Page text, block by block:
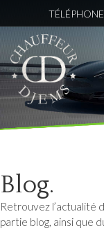
TÉLÉPHONE
principale
Accueil
Notre
société
Qualité
Véhicules
VTC
Bron
VTC
VTC
Décines-
Charpieu
Services
Gares
&
Aéroports
Conciergerie
Mariages
Blog.
Retrouvez l’actualité
partie blog, ainsi que